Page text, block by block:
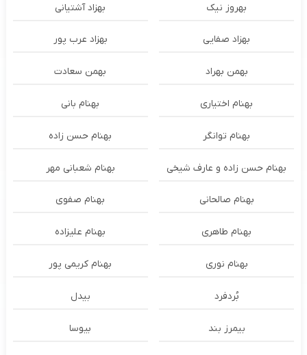
بهروز نیک بهزاد آشتیانی
بهزاد صفایی بهزاد عرب پور
بهمن بهراد بهمن سعادت
بهنام اختیاری بهنام بانی
بهنام توانگر بهنام حسن زاده
بهنام حسن زاده و عارف شیخی بهنام شعبانی مهر
بهنام صالحانی بهنام صفوی
بهنام طاهری بهنام علیزاده
بهنام نوری بهنام کریمی پور
بُردفرد بیدل
بیمرز بند بیوسا